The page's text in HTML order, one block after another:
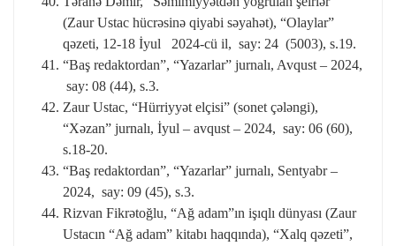
(Zaur Ustac hücrəsinə qiyabi səyahət), “Olaylar”
qəzeti, 12-18 İyul 2024-cü il, say: 24 (5003), s.19.
“Baş redaktordan”, “Yazarlar” jurnalı, Avqust – 2024,
say: 08 (44), s.3.
Zaur Ustac, “Hürriyyət elçisi” (sonet çələngi),
“Xəzan” jurnalı, İyul – avqust – 2024, say: 06 (60),
s.18-20.
“Baş redaktordan”, “Yazarlar” jurnalı, Sentyabr –
2024, say: 09 (45), s.3.
Rizvan Fikrətoğlu, “Ağ adam”ın işıqlı dünyası (Zaur
Ustacın “Ağ adam” kitabı haqqında), “Xalq qəzeti”,